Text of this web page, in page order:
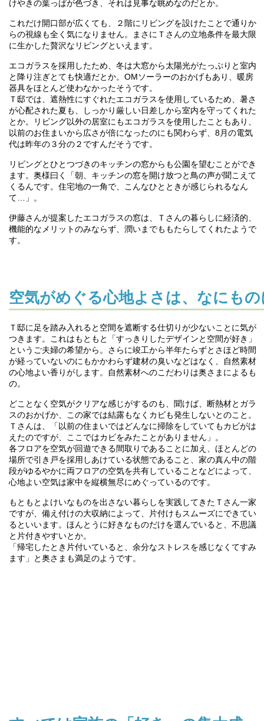
けやきの葉っぱが色づき、それは見事な眺めなのだとか。
これだけ開口部が広くても、２階にリビングを設けたことで通りか
らの視線も全く気になりません。まさにＴさんの立地条件を最大限
に生かした贅沢なリビングといえます。
エコガラスを採用したため、冬は大窓から太陽光がたっぷりと室内
と降り注ぎとても快適だとか。OMソーラーのおかげもあり、暖房
器具をほとんど使わなかったそうです。
Ｔ邸では、遮熱性にすぐれたエコガラスを使用しているため、暑さ
が心配された夏も、しっかり厳しい日差しから室内を守ってくれた
とか。リビング以外の居室にもエコガラスを使用したこともあり、
以前のお住まいから広さが倍になったのにも関わらず、8月の電気
代は昨年の３分の２ですんだそうです。
リビングとひとつづきのキッチンの窓からも公園を望むことができ
ます。奥様曰く「朝、キッチンの窓を開け放つと鳥の声が聞こえて
くるんです。住宅地の一角で、こんなひとときが感じられるなん
て…」。
伊藤さんが提案したエコガラスの窓は、Ｔさんの暮らしに経済的、
機能的なメリットのみならず、潤いまでももたらしてくれたようで
す。
空気がめぐる心地よさは、なにも
Ｔ邸に足を踏み入れると空間を遮断する仕切りが少ないことに気が
つきます。これはもともと「すっきりしたデザインと空間が好き」
というご夫婦の希望から。さらに竣工から半年たらずとさほど時間
が経っていないのにもかかわらず建材の臭いなどはなく、自然素材
の心地よい香りがします。自然素材へのこだわりは奥さまによるも
の。
どことなく空気がクリアな感じがするのも、聞けば、断熱材とガラ
スのおかげか、この家では結露もなくカビも発生しないとのこと。
Ｔさんは、「以前の住まいではどんなに掃除をしていてもカビがは
えたのですが、ここではカビをみたことがありません」。
各フロアを空気が回遊できる間取りであることに加え、ほとんどの
場所で引き戸を採用しあけている状態であること、家の真ん中の階
段がゆるやかに両フロアの空気を共有していることなどによって、
心地よい空気は家中を縦横無尽にめぐっているのです。
もともとよけいなものを出さない暮らしを実践してきたＴさん一家
ですが、備え付けの大収納によって、片付けもスムーズにできてい
るといいます。ほんとうに好きなものだけを選んでいると、不思議
と片付きやすいとか。
「帰宅したとき片付いていると、余分なストレスを感じなくてすみ
ます」と奥さまも満足のようです。